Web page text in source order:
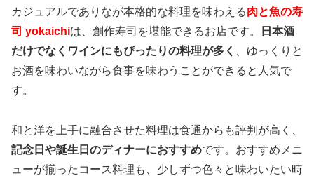
カジュアルでありなが本格的な料理を味わえる肉と魚の寿
司 yokaichiは、創作寿司を堪能できるお店です。
日本酒
だけでなくワインにもぴったりの料理が多く
、ゆっくりと
お酒を味わいながら食事を味わうことができると人気で
す。
和と洋を上手に融合させた料理は食通からも評判が高く、
記念日や誕生日のディナーにおすすめです。おすすめメニ
ューが揃ったコース料理も、少しずつ色々と味わいたい時